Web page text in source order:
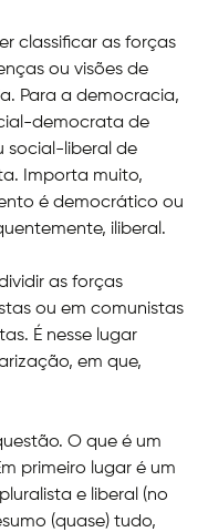
classificar as forças
ou visões de
Para a democracia,
democrata de
social-liberal de
Importa muito,
é democrático ou
iliberal.
as forças
ou em comunistas
É nesse lugar
em que,
O que é um
primeiro lugar é um
e liberal (no
(quase) tudo,